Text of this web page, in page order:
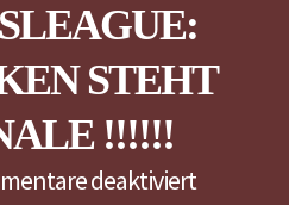
STEHT
!!!!!!
deaktiviertfür